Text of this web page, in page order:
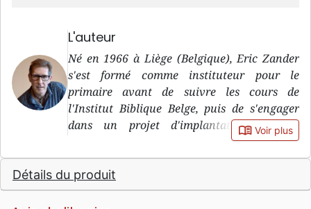
L'auteur
Né en 1966 à Liège (Belgique), Eric Zander
s'est formé comme instituteur pour le
primaire avant de suivre les cours de
l'Institut Biblique Belge, puis de s'engager
dans un projet d'implantation d'église.
Appelé à la direction des ministères
francophones de la Mission Evangélique
Belge et une sérieuse crise identitaire, il a
quitté toutes ses responsabilités pour
book_open Voir plus
Détails du produit